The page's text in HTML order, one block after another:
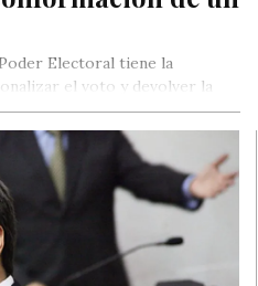
Electoral tiene la
el voto y devolver la